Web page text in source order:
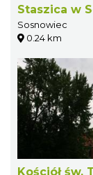
Staszica w
Sosnowiec
0.24 km
Kościół św.